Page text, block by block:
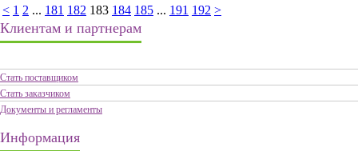
< 1 2 ... 181 182 183 184 185 ... 191 192 >
Клиентам и партнерам
Стать поставщиком
Стать заказчиком
Документы и регламенты
Информация